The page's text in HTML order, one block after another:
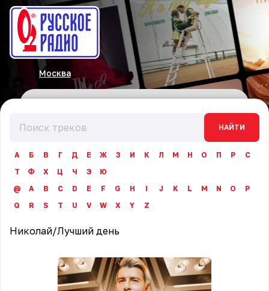
Москва
НАЙТИ
А Б В Г Д Е Ж З И К Л М Н О П Р
С
Т
Ф Х Ц Ч Э
Ю
@
A B C D E F G H I J K L M N O
P
Q
R S T U V W X Y Z
Николай/Лучший день